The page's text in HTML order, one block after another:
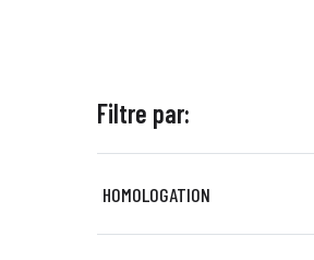
Filtre par:
HOMOLOGATION